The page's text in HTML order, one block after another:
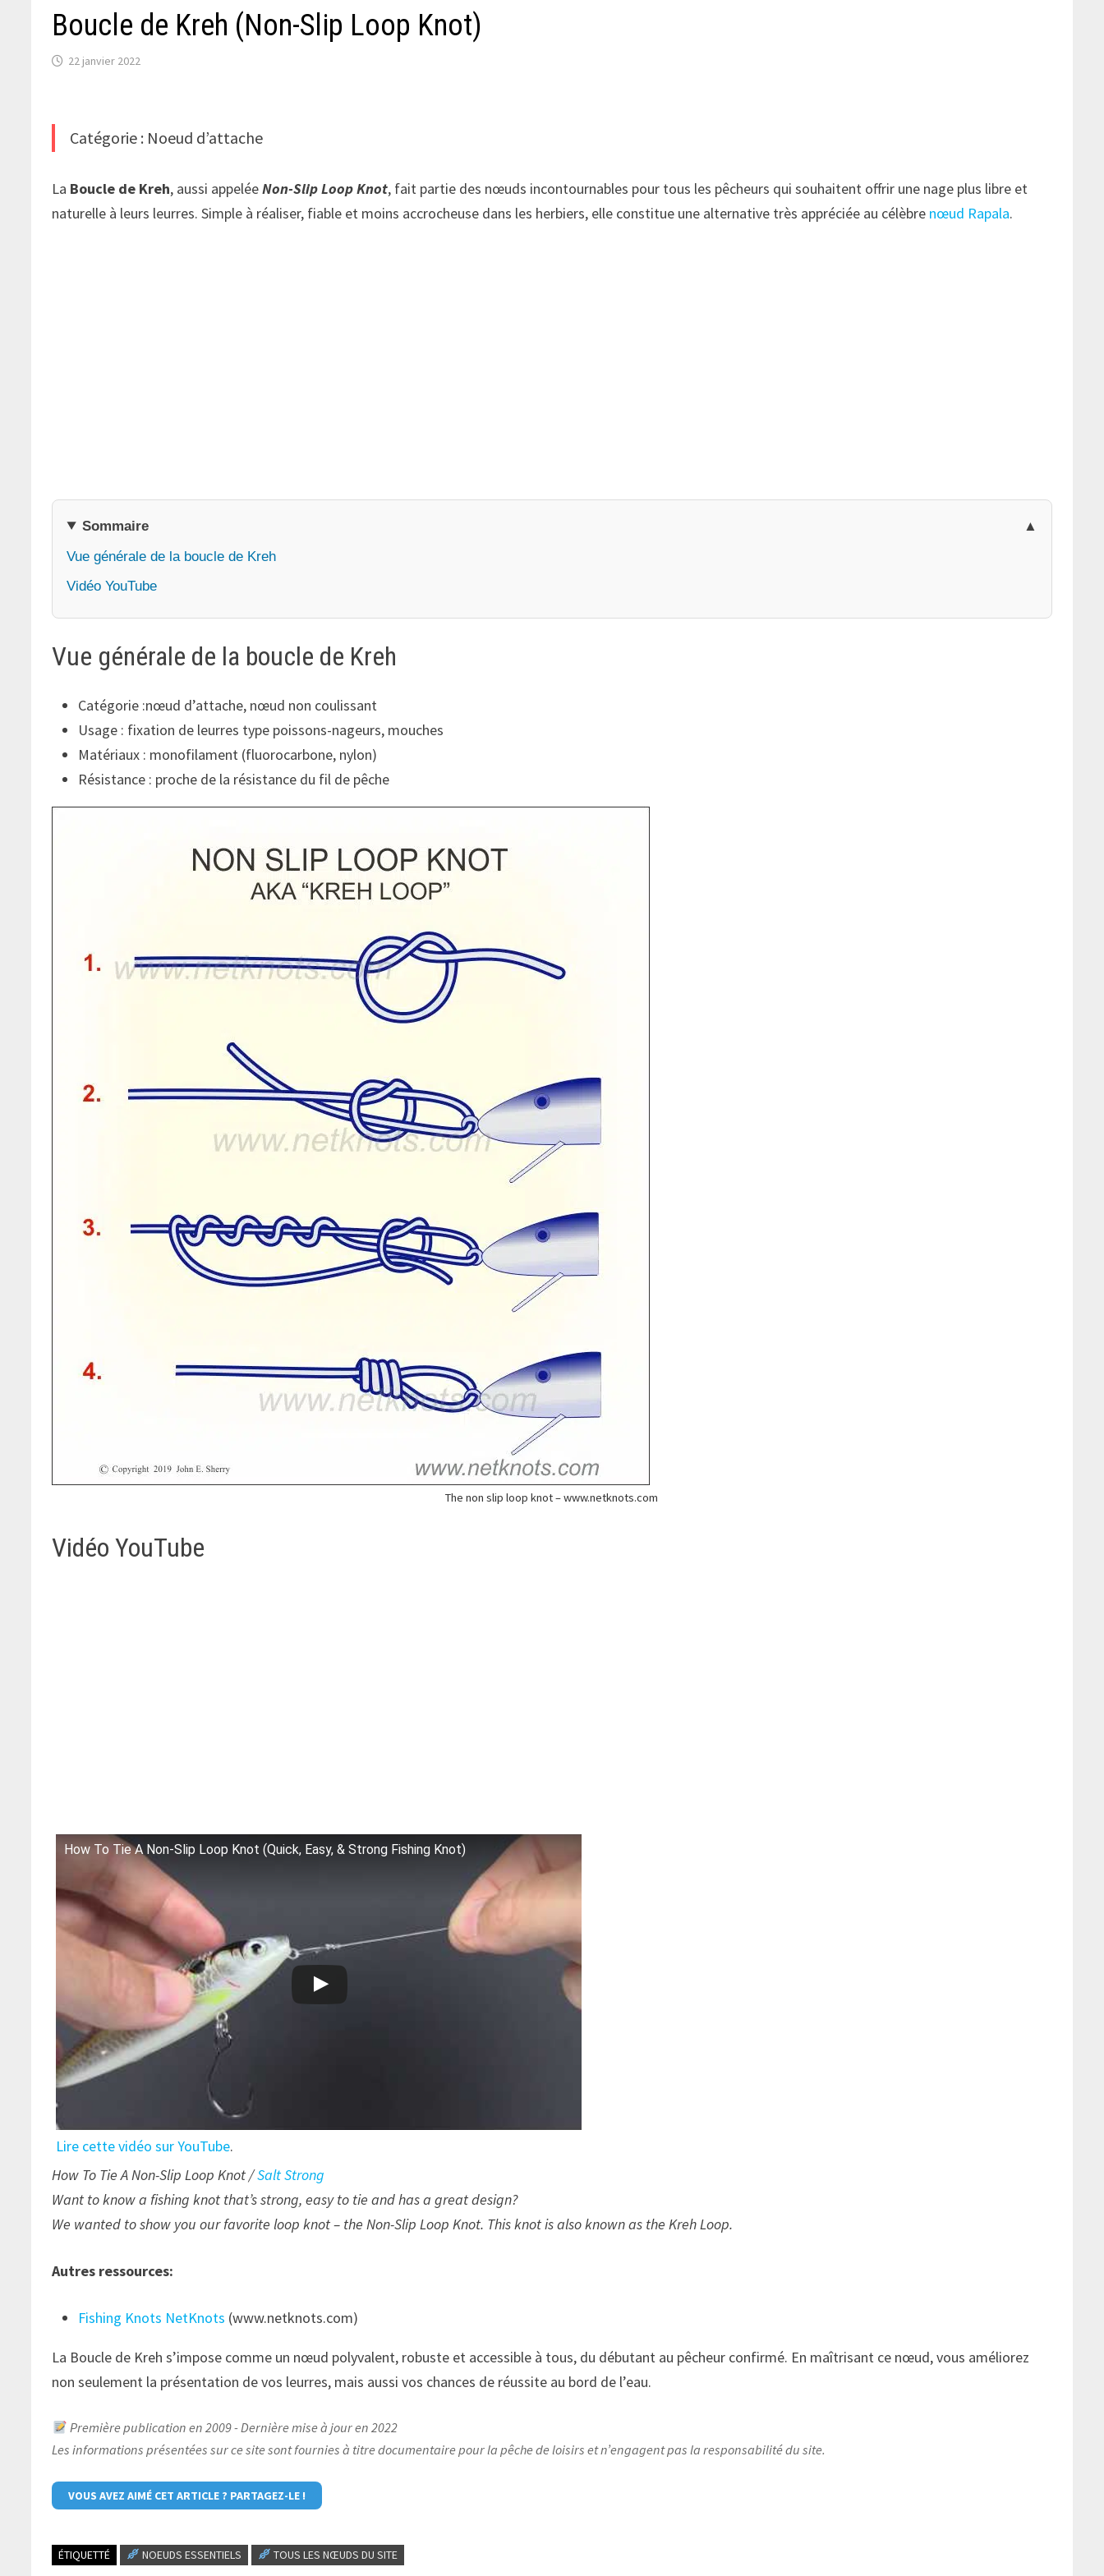
Boucle de Kreh (Non-Slip Loop Knot)
22 janvier 2022
Catégorie : Noeud d’attache
La Boucle de Kreh, aussi appeléeNon-Slip Loop Knot, fait partie des nœuds incontournables pour tous les pêcheurs qui souhaitent offrir une nage plus libre et
naturelle à leurs leurres. Simple à réaliser, fiable et moins accrocheuse dans les herbiers, elle constitue une alternative très appréciée au célèbre nœud Rapala.
Sommaire
Vue générale de la boucle de Kreh
Vidéo YouTube
Vue générale de la boucle de Kreh
Catégorie :nœud d’attache, nœud non coulissant
Usage : fixation de leurres type poissons-nageurs, mouches
Matériaux : monofilament (fluorocarbone, nylon)
Résistance : proche de la résistance du fil de pêche
The non slip loop knot – www.netknots.com
Vidéo YouTube
How To Tie A Non-Slip Loop Knot (Quick, Easy, & Strong Fishing Knot)
Lire cette vidéo sur YouTube.
How To Tie A Non-Slip Loop Knot /Salt Strong
Want to know a fishing knot that’s strong, easy to tie and has a great design?
We wanted to show you our favorite loop knot – the Non-Slip Loop Knot. This knot is also known as the Kreh Loop.
Autres ressources:
Fishing Knots NetKnots (www.netknots.com)
La Boucle de Kreh s’impose comme un nœud polyvalent, robuste et accessible à tous, du débutant au pêcheur confirmé. En maîtrisant ce nœud, vous améliorez
non seulement la présentation de vos leurres, mais aussi vos chances de réussite au bord de l’eau.
Première publication en 2009 - Dernière mise à jour en 2022
Les informations présentées sur ce site sont fournies à titre documentaire pour la pêche de loisirs et n’engagent pas la responsabilité du site.
VOUS AVEZ AIMÉ CET ARTICLE ? PARTAGEZ-LE !
ÉTIQUETTÉ NOEUDS ESSENTIELS TOUS LES NŒUDS DU SITE